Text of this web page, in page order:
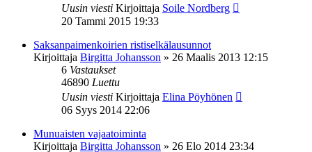
Uusin viesti Kirjoittaja Soile Nordberg
20 Tammi 2015 19:33
Saksanpaimenkoirien ristiselkälausunnot
Kirjoittaja Birgitta Johansson » 26 Maalis 2013 12:15
6 Vastaukset
46890 Luettu
Uusin viesti Kirjoittaja Elina Pöyhönen
06 Syys 2014 22:06
Munuaisten vajaatoiminta
Kirjoittaja Birgitta Johansson » 26 Elo 2014 23:34